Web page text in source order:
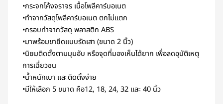
•กระจกโค้งจราจร เนื้อโพลีคาร์บอเนต
•ทำจากวัสดุโพลีคาร์บอเนต ตกไม่แตก
•กรอบทำจากวัสดุ พลาสติก ABS
•มาพร้อมขายึดแบบรัดเสา (ขนาด 2 นิ้ว)
•นิยมติดตั้งตามมุมอับ หรือจุดที่มองเห็นได้ยาก เพื่อลดอุบัติเหตุ
การเฉี่ยวชน
•น้ำหนักเบา และติดตั้งง่าย
•มีให้เลือก 5 ขนาด คือ12, 18, 24, 32 และ 40 นิ้ว